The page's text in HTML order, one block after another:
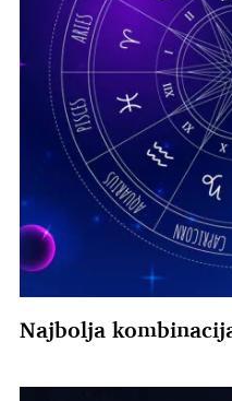
Najbolja